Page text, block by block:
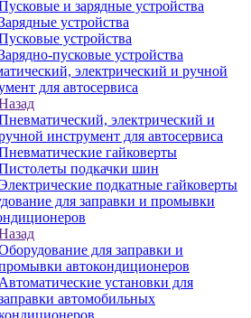
и зарядные устройства
устройства
устройства
пусковые устройства
электрический и ручной
для автосервиса
электрический и
инструмент для автосервиса
гайковерты
подкачки шин
подкатные гайковерты
для заправки и промывки
для заправки и
автокондиционеров
Автоматические установки для
автомобильных